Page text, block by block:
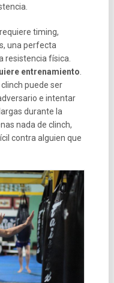
timing,
una perfecta
resistencia física.
entrenamiento
puede ser
e intentar
durante la
nada de clinch,
contra alguien que